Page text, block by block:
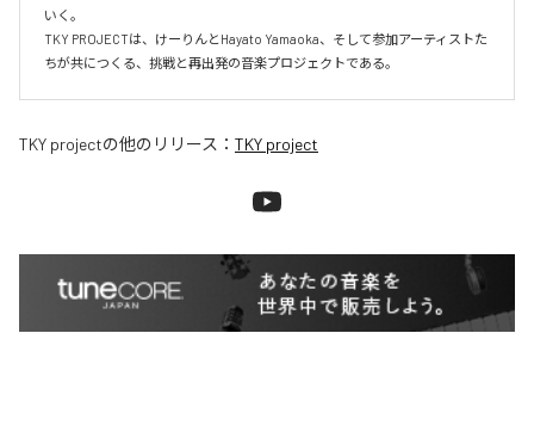
いく。
TKY PROJECTは、けーりんとHayato Yamaoka、そして参加アーティストた
ちが共につくる、挑戦と再出発の音楽プロジェクトである。
TKY projectの他のリリース： TKY project